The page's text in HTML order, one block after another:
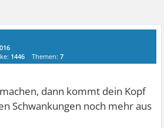
1446 Themen:7
dann kommt dein Kopf
Schwankungen noch mehr aus